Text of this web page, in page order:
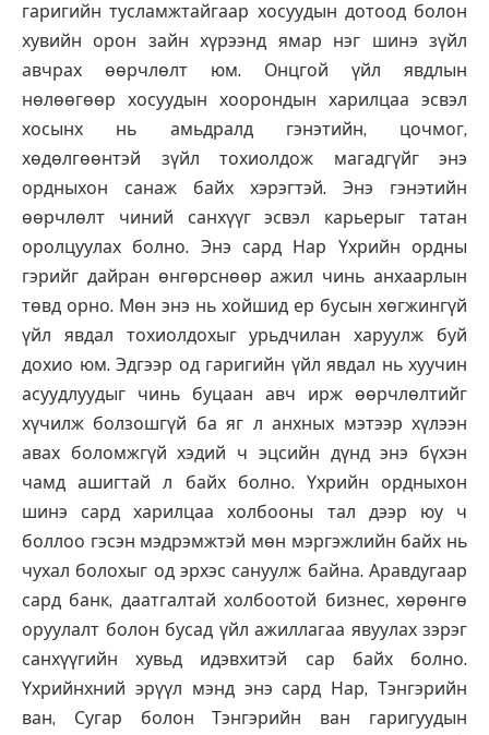
гаригийн тусламжтайгаар хосуудын дотоод болон
хувийн орон зайн хүрээнд ямар нэг шинэ зүйл
авчрах өөрчлөлт юм. Онцгой үйл явдлын
нөлөөгөөр хосуудын хоорондын харилцаа эсвэл
хосынх нь амьдралд гэнэтийн, цочмог,
хөдөлгөөнтэй зүйл тохиолдож магадгүйг энэ
ордныхон санаж байх хэрэгтэй. Энэ гэнэтийн
өөрчлөлт чиний санхүүг эсвэл карьерыг татан
оролцуулах болно. Энэ сард Нар Үхрийн ордны
гэрийг дайран өнгөрснөөр ажил чинь анхаарлын
төвд орно. Мөн энэ нь хойшид ер бусын хөгжингүй
үйл явдал тохиолдохыг урьдчилан харуулж буй
дохио юм. Эдгээр од гаригийн үйл явдал нь хуучин
асуудлуудыг чинь буцаан авч ирж өөрчлөлтийг
хүчилж болзошгүй ба яг л анхных мэтээр хүлээн
авах боломжгүй хэдий ч эцсийн дүнд энэ бүхэн
чамд ашигтай л байх болно. Үхрийн ордныхон
шинэ сард харилцаа холбооны тал дээр юу ч
боллоо гэсэн мэдрэмжтэй мөн мэргэжлийн байх нь
чухал болохыг од эрхэс сануулж байна. Аравдугаар
сард банк, даатгалтай холбоотой бизнес, хөрөнгө
оруулалт болон бусад үйл ажиллагаа явуулах зэрэг
санхүүгийн хувьд идэвхитэй сар байх болно.
Үхрийнхний эрүүл мэнд энэ сард Нар, Тэнгэрийн
ван, Сугар болон Тэнгэрийн ван гаригуудын